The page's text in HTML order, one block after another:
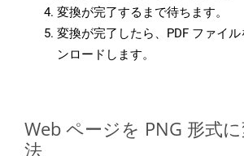
変換が完了するまで待ちます。
変換が完了したら、PDF ファイ
ンロードします。
Web ページを PNG 形式
法